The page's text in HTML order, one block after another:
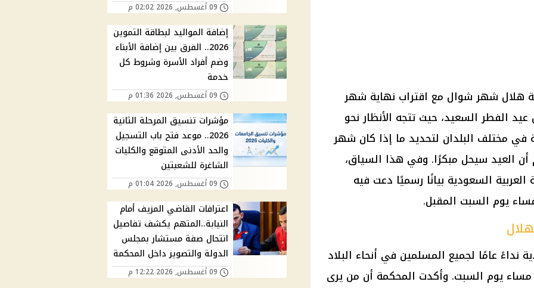
هلال شهر شوال مع اقتراب نهاية شهر
الفطر السعيد، حيث تتجه الأنظار نحو
في مختلف البلدان لتحديد ما إذا كان شهر
العيد سيحل مبكرًا. وفي هذا السياق،
السعودية بيانًا رسميًا دعت فيه
يوم السبت المقبل.
عامًا لجميع المسلمين في أنحاء البلاد
يوم السبت. وأكدت المحكمة أن من يرى
09 أغسطس, 2026 02:02 م
إضافة المواليد لبطاقة التموين
2026.. الفرق بين إضافة الأبناء
وضم أفراد الأسرة وشروط كل
خدمة
09 أغسطس, 2026 01:36 م
مؤشرات تنسيق المرحلة الثانية
2026.. موعد فتح باب التسجيل
والحد الأدنى المتوقع والكليات
الشاغرة للشعبتين
09 أغسطس, 2026 01:04 م
اعترافات القاضي المزيف أمام
النيابة..المتهم يكشف تفاصيل
انتحال صفة مستشار بمجلس
الدولة والتصوير داخل المحكمة
09 أغسطس, 2026 12:22 م